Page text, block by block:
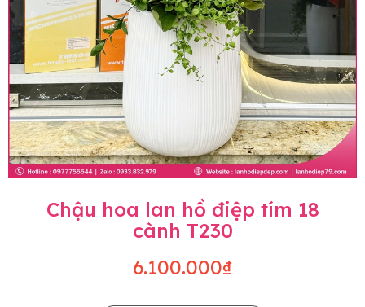
Chậu hoa lan hồ điệp tím 18
cành T230
6.100.000₫